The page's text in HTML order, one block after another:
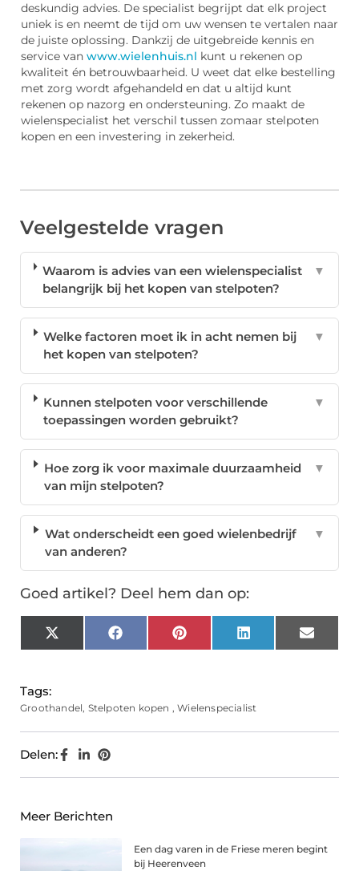
deskundig advies. De specialist begrijpt dat elk project
uniek is en neemt de tijd om uw wensen te vertalen naar
de juiste oplossing. Dankzij de uitgebreide kennis en
service van www.wielenhuis.nl kunt u rekenen op
kwaliteit én betrouwbaarheid. U weet dat elke bestelling
met zorg wordt afgehandeld en dat u altijd kunt
rekenen op nazorg en ondersteuning. Zo maakt de
wielenspecialist het verschil tussen zomaar stelpoten
kopen en een investering in zekerheid.
Veelgestelde vragen
Waarom is advies van een wielenspecialist
belangrijk bij het kopen van stelpoten?
▼
Welke factoren moet ik in acht nemen bij
het kopen van stelpoten?
▼
Kunnen stelpoten voor verschillende
toepassingen worden gebruikt?
▼
Hoe zorg ik voor maximale duurzaamheid
van mijn stelpoten?
▼
Wat onderscheidt een goed wielenbedrijf
van anderen?
▼
Goed artikel? Deel hem dan op:
X
(Twitter)
FacebookPinterest LinkedIn Email
Tags:
Groothandel, Stelpoten kopen ,Wielenspecialist
Delen:
Meer Berichten
Een dag varen in de Friese meren begint
bij Heerenveen